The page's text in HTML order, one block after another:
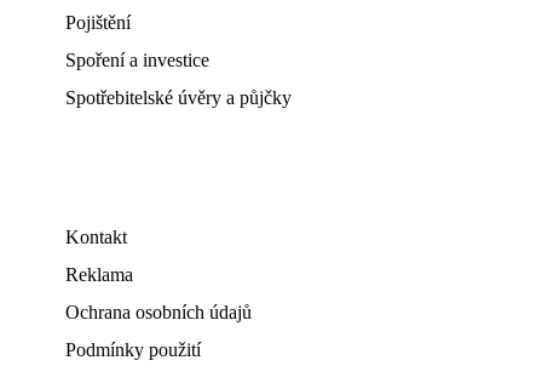
Pojištění
Spoření a investice
Spotřebitelské úvěry a půjčky
Kontakt
Reklama
Ochrana osobních údajů
Podmínky použití